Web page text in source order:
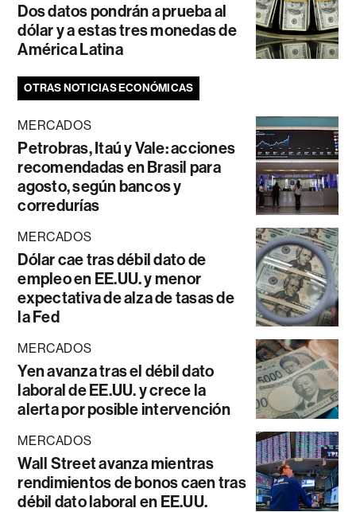
Dos datos pondrán a prueba al
dólar y a estas tres monedas de
América Latina
OTRAS NOTICIAS ECONÓMICAS
MERCADOS
Petrobras, Itaú y Vale: acciones
recomendadas en Brasil para
agosto, según bancos y
corredurías
MERCADOS
Dólar cae tras débil dato de
empleo en EE.UU. y menor
expectativa de alza de tasas de
la Fed
MERCADOS
Yen avanza tras el débil dato
laboral de EE.UU. y crece la
alerta por posible intervención
MERCADOS
Wall Street avanza mientras
rendimientos de bonos caen tras
débil dato laboral en EE.UU.